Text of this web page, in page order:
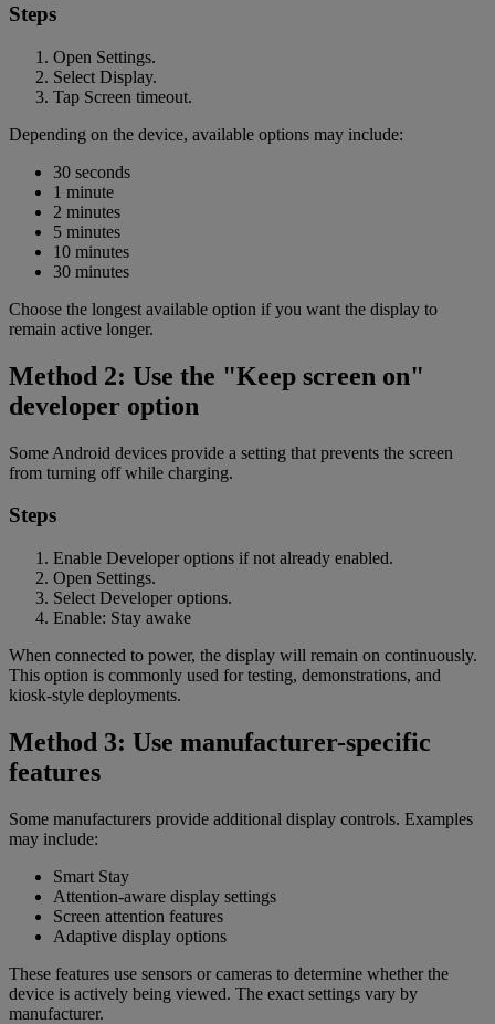
Steps
Open Settings.
Select Display.
Tap Screen timeout.
Depending on the device, available options may include:
30 seconds
1 minute
2 minutes
5 minutes
10 minutes
30 minutes
Choose the longest available option if you want the display to
remain active longer.
Method 2: Use the "Keep screen on"
developer option
Some Android devices provide a setting that prevents the screen
from turning off while charging.
Steps
Enable Developer options if not already enabled.
Open Settings.
Select Developer options.
Enable: Stay awake
When connected to power, the display will remain on continuously.
This option is commonly used for testing, demonstrations, and
kiosk-style deployments.
Method 3: Use manufacturer-specific
features
Some manufacturers provide additional display controls. Examples
may include:
Smart Stay
Attention-aware display settings
Screen attention features
Adaptive display options
These features use sensors or cameras to determine whether the
device is actively being viewed. The exact settings vary by
manufacturer.